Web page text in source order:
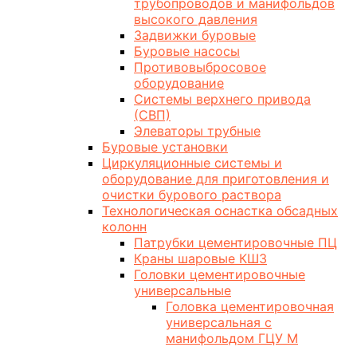
трубопроводов и манифольдов
высокого давления
Задвижки буровые
Буровые насосы
Противовыбросовое
оборудование
Системы верхнего привода
(СВП)
Элеваторы трубные
Буровые установки
Циркуляционные системы и
оборудование для приготовления и
очистки бурового раствора
Технологическая оснастка обсадных
колонн
Патрубки цементировочные ПЦ
Краны шаровые КШЗ
Головки цементировочные
универсальные
Головка цементировочная
универсальная с
манифольдом ГЦУ М